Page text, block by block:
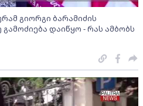
გიორგი ბარამიძის
დაიწყო - რას ამბობს